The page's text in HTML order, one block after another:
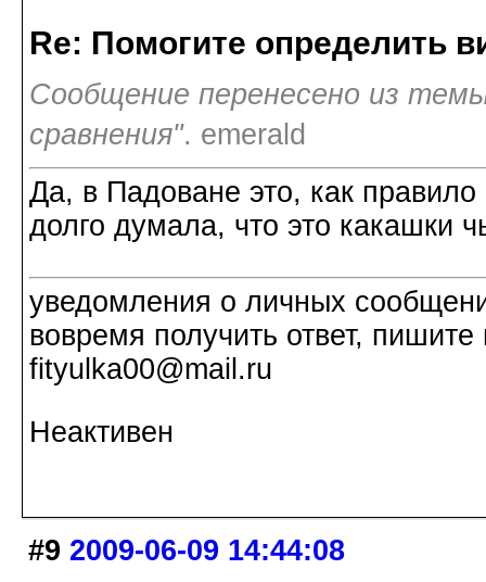
Re: Помогите определить
Сообщение перенесено из
сравнения". emerald
Да, в Падоване это, как
долго думала, что это какашки
уведомления о личных
вовремя получить ответ,
fityulka00@mail.ru
Неактивен
#9 2009-06-09 14:44:08